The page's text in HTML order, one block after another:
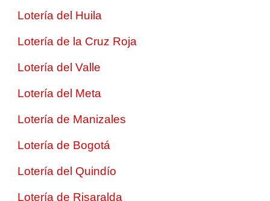
Lotería del Huila
Lotería de la Cruz Roja
Lotería del Valle
Lotería del Meta
Lotería de Manizales
Lotería de Bogotá
Lotería del Quindío
Lotería de Risaralda